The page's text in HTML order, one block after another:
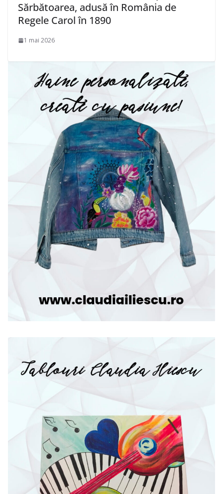
Sărbătoarea, adusă în România de
Regele Carol în 1890
1 mai 2026